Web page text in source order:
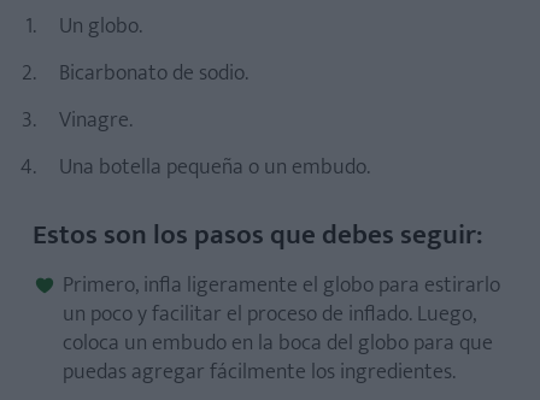
Un globo.
Bicarbonato de sodio.
Vinagre.
Una botella pequeña o un embudo.
Estos son los pasos que debes seguir:
Primero, infla ligeramente el globo para estirarlo
un poco y facilitar el proceso de inflado. Luego,
coloca un embudo en la boca del globo para que
puedas agregar fácilmente los ingredientes.